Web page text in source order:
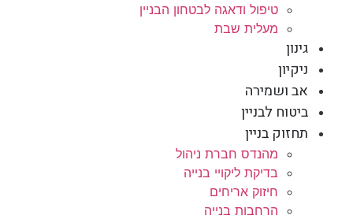
טיפול ודאגה לבטחון הבניין
מעלית שבת
גינון
ניקיון
אב ושמירה
ביטוח לבניין
תחזוק בניין
מהנדס חברת ניהול
בדיקת ליקויי בנייה
חיזוק אריחים
הרחבות בנייה